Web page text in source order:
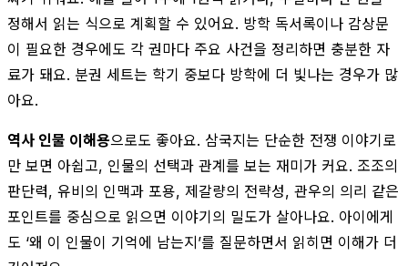
정해서 읽는 식으로 계획할 수 있어요. 방학 독서록이나 감상문
이 필요한 경우에도 각 권마다 주요 사건을 정리하면 충분한 자
료가 돼요. 분권 세트는 학기 중보다 방학에 더 빛나는 경우가 많
아요.
역사 인물 이해용으로도 좋아요. 삼국지는 단순한 전쟁 이야기로
만 보면 아쉽고, 인물의 선택과 관계를 보는 재미가 커요. 조조의
판단력, 유비의 인맥과 포용, 제갈량의 전략성, 관우의 의리 같은
포인트를 중심으로 읽으면 이야기의 밀도가 살아나요. 아이에게
도 ‘왜 이 인물이 기억에 남는지’를 질문하면서 읽히면 이해가 더